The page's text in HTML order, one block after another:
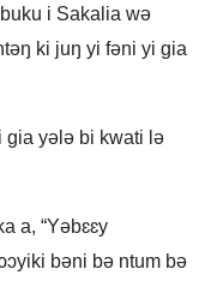
i Sakalia wə
ki juŋ yi fəni yi gia
gia yələ bi kwati lə
a, “Yəbɛɛy
bəni bə ntum bə